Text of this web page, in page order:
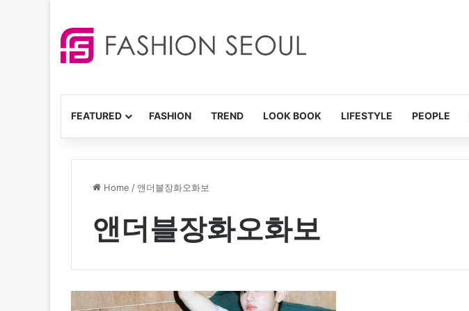
FEATURED FASHION TREND LOOK BOOK LIFESTYLE PEOPLE
Home / 앤더블장화오화보
앤더블장화오화보